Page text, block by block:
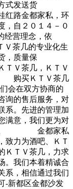
式发送货
路金都家私，环
，自２０１４－０
经营理念，依
Ｖ茶几的专业化生
，质量保
Ｖ茶几，ＫＴＶ
购买ＫＴＶ茶几
会在双方协商的
询的售后服务，对
系。先进的管理加
满意，我们更为对
豪。 金都家私
致力为酒吧、ＫＴ
ＫＴＶ茶几，力求
。我们本着精诚合
系，相信通过我们
都区金都沙发